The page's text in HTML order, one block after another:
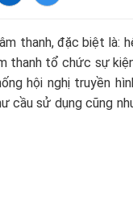
thanh, đặc biệt là:
thanh tổ chức sự
hội nghị truyền
cầu sử dụng cũng